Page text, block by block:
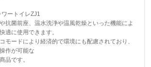
ワートイレZJ1
抗菌前座、温水洗浄や温風乾燥といった機能によ
適に使用できます。
モードにより経済的で環境にも配慮されており、
作が可能な
品です。